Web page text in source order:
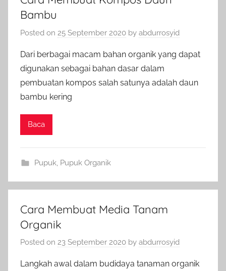
Bambu
Posted on 25 September 2020 by abdurrosyid
Dari berbagai macam bahan organik yang dapat
digunakan sebagai bahan dasar dalam
pembuatan kompos salah satunya adalah daun
bambu kering
Baca
Pupuk, Pupuk Organik
Cara Membuat Media Tanam
Organik
Posted on 23 September 2020 by abdurrosyid
Langkah awal dalam budidaya tanaman organik